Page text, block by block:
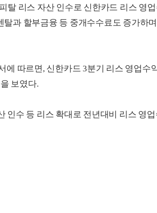
탈 리스 자산 인수로 신한카드 리스 영
탈과 할부금융 등 중개수수료도 증가하
에 따르면, 신한카드 3분기 리스 영업수
보였다.
인수 등 리스 확대로 전년대비 리스 영